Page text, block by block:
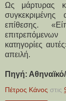
Ως μάρτυρας
επίθεσης.
κατηγορίες
απειλή.
Πηγή:
Πέτρος Κάνος στις